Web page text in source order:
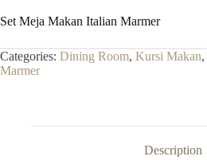
Set Meja Makan Italian Marmer
Categories: Dining Room, Kursi Makan,
Marmer
Description